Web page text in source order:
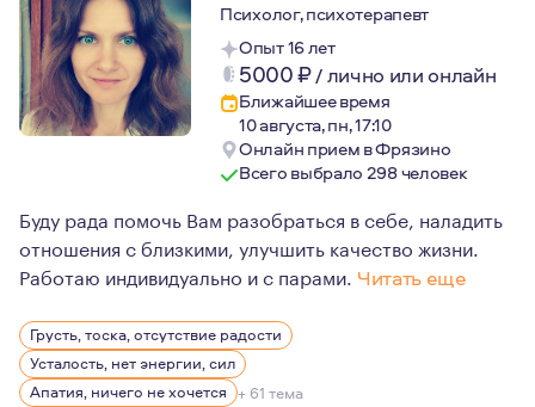
Психолог, психотерапевт
Опыт 16 лет
5000₽/лично или онлайн
Ближайшее время
10 августа, пн, 17:10
Онлайн прием в Фрязино
Всего выбрало 298 человек
Буду рада помочь Вам разобраться в себе, наладить
отношения с близкими, улучшить качество жизни.
Работаю индивидуально и с парами. Читать еще
Я работаю методом психоанализа, ориентированным
В процессе психоаналитической работы,
В длительной терапии формируется способность к
Грусть, тоска, отсутствие радости
Усталость, нет энергии, сил
Апатия, ничего не хочется + 61 тема